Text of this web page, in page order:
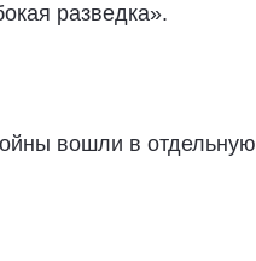
разведка».
вошли в отдельную